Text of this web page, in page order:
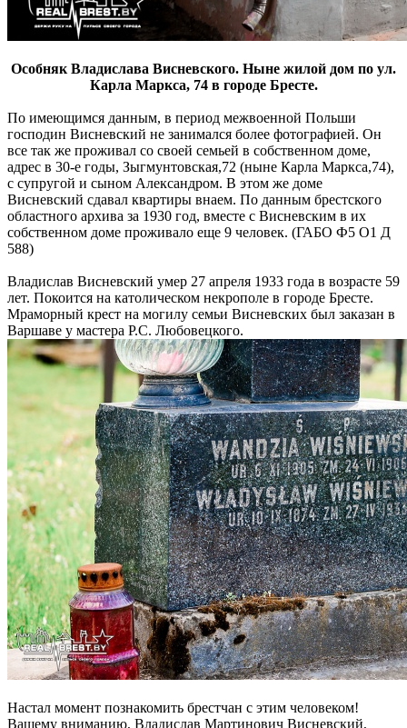
Особняк Владислава Висневского. Ныне жилой дом по ул.
Карла Маркса, 74 в городе Бресте.
По имеющимся данным, в период межвоенной Польши
господин Висневский не занимался более фотографией. Он
все так же проживал со своей семьей в собственном доме,
адрес в 30-е годы, Зыгмунтовская,72 (ныне Карла Маркса,74),
с супругой и сыном Александром. В этом же доме
Висневский сдавал квартиры внаем. По данным брестского
областного архива за 1930 год, вместе с Висневским в их
собственном доме проживало еще 9 человек. (ГАБО Ф5 О1 Д
588)
Владислав Висневский умер 27 апреля 1933 года в возрасте 59
лет. Покоится на католическом некрополе в городе Бресте.
Мраморный крест на могилу семьи Висневских был заказан в
Варшаве у мастера Р.C. Любовецкого.
Настал момент познакомить брестчан с этим человеком!
Вашему вниманию, Владислав Мартинович Висневский,